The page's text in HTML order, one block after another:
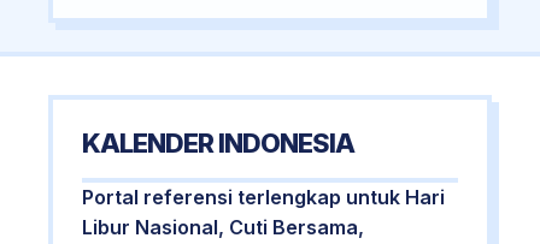
KALENDER INDONESIA
Portal referensi terlengkap untuk Hari
Libur Nasional, Cuti Bersama,